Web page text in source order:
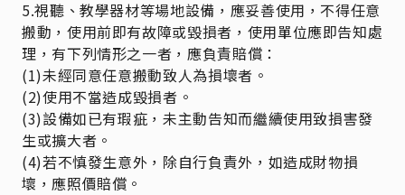
5.視聽、教學器材等場地設備，應妥善使用，不得任意
搬動，使用前即有故障或毀損者，使用單位應即告知處
理，有下列情形之一者，應負責賠償：
(1)未經同意任意搬動致人為損壞者。
(2)使用不當造成毀損者。
(3)設備如已有瑕疵，未主動告知而繼續使用致損害發
生或擴大者。
(4)若不慎發生意外，除自行負責外，如造成財物損
壞，應照價賠償。